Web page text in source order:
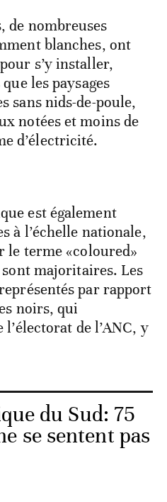
de nombreuses
blanches, ont
s’y installer,
les paysages
sans nids-de-poule,
notées et moins de
d’électricité.
est également
à l’échelle nationale,
le terme «coloured»
majoritaires. Les
par rapport
noirs, qui
de l’ANC, y
du Sud: 75
se sentent pas